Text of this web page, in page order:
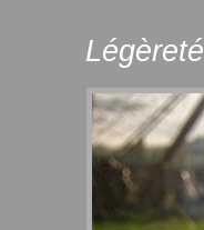
Légèreté